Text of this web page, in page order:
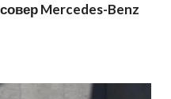
Mercedes-Benz